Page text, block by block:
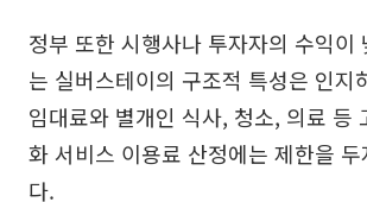
정부 또한 시행사나 투자자의 수익이
는 실버스테이의 구조적 특성은 인지
임대료와 별개인 식사, 청소, 의료 등
화 서비스 이용료 산정에는 제한을
다.